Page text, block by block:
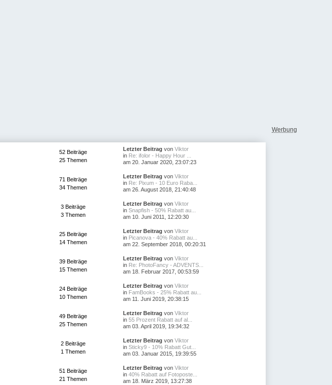
52 Beiträge
25 Themen
Letzter Beitrag vonViktor
in Re: ifolor - Happy Hour ...
am 20. Januar 2020, 23:07:23
71 Beiträge
34 Themen
Letzter Beitrag vonViktor
in Re: Pixum - 10 Euro Raba...
am 26. August 2018, 21:40:48
3 Beiträge
3 Themen
Letzter Beitrag vonViktor
inSnapfish - 50% Rabatt au...
am 10. Juni 2011, 12:20:30
25 Beiträge
14 Themen
Letzter Beitrag vonViktor
in Picanova - 40% Rabatt au...
am 22. September 2018, 00:20:31
39 Beiträge
15 Themen
Letzter Beitrag vonViktor
in Re: PhotoFancy - ADVENTS...
am 18. Februar 2017, 00:53:59
24 Beiträge
10 Themen
Letzter Beitrag vonViktor
in FamBooks - 25% Rabatt au...
am 11. Juni 2019, 20:38:15
49 Beiträge
25 Themen
Letzter Beitrag vonViktor
in55 Prozent Rabatt auf al...
am 03. April 2019, 19:34:32
2 Beiträge
1 Themen
Letzter Beitrag vonViktor
inSticky9 - 10% Rabatt Gut...
am 03. Januar 2015, 19:39:55
51 Beiträge
21 Themen
Letzter Beitrag vonViktor
in40% Rabatt auf Fotoposte...
am 18. März 2019, 13:27:38
Werbung